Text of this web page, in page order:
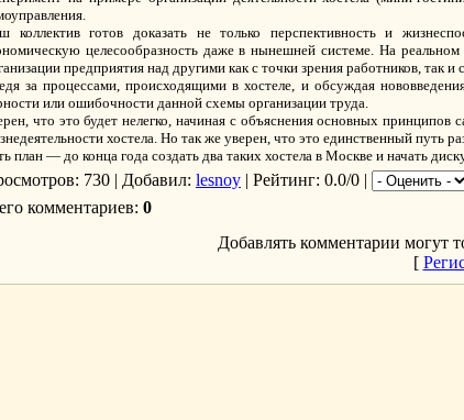
коллектив готов доказать не только перспективность и
целесообразность даже в нынешней системе. На
предприятия над другими как с точки зрения работников, так и
за процессами, происходящими в хостеле, и обсуждая
или ошибочности данной схемы организации труда.
что это будет нелегко, начиная с объяснения основных
хостела. Но так же уверен, что это единственный путь
план — до конца года создать два таких хостела в Москве и начать
: 730 | Добавил: lesnoy | Рейтинг: 0.0/0 |
комментариев: 0
Добавлять комментарии могут
[